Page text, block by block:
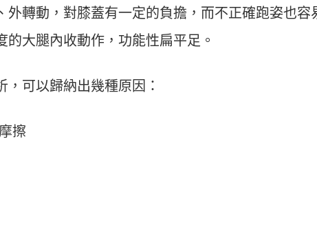
外轉動，對膝蓋有一定的負擔，而不正確跑姿也容
大腿內收動作，功能性扁平足。
可以歸納出幾種原因：
擦
家企業響應
康？國健署點名「運動科技」
鍵角色